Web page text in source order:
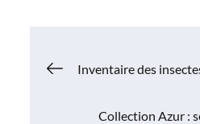
Navigation
Inventaire des
Collection Azur :